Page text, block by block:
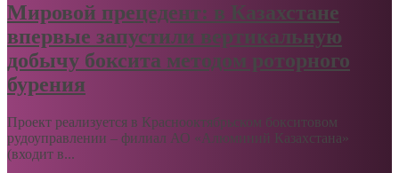
Мировой прецедент: в Казахстане
впервые запустили вертикальную
добычу боксита методом роторного
бурения
Проект реализуется в Краснооктябрьском бокситовом
рудоуправлении – филиал АО «Алюминий Казахстана»
(входит в...